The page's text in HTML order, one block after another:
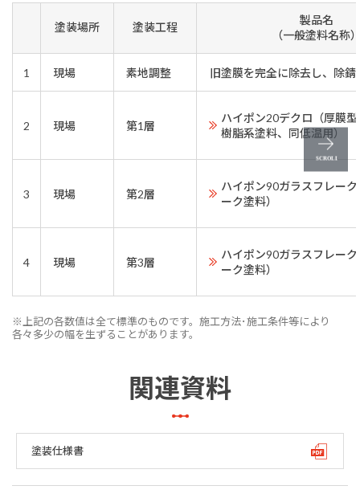
塗装場所 塗装工程
製品名
（一般塗料名称
1 現場 素地調整 旧塗膜を完全に除去し、除
2 現場 第1層
ハイポン20デクロ（厚膜
樹脂系塗料、同低温用）
3 現場 第2層
ハイポン90ガラスフレー
ーク塗料）
4 現場 第3層
ハイポン90ガラスフレー
ーク塗料）
※上記の各数値は全て標準のものです。施工方法･施工条件等により
各々多少の幅を生ずることがあります。
関連資料
塗装仕様書